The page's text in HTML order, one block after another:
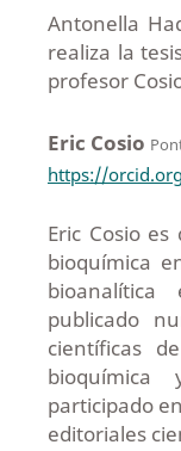
Antonella
realiza la
profesor
Eric Cosio
https://
Eric Cosio
bioquímica
publicado
científicas
participado
editoriales